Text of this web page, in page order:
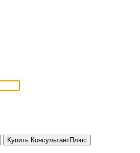
Купить КонсультантПлюс